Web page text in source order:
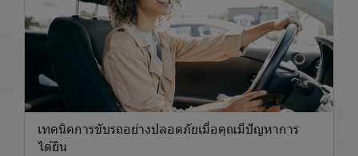
เทคนิคการขับรถอย่างปลอดภัยเมื่อคุณมีปัญหาการ
ได้ยิน